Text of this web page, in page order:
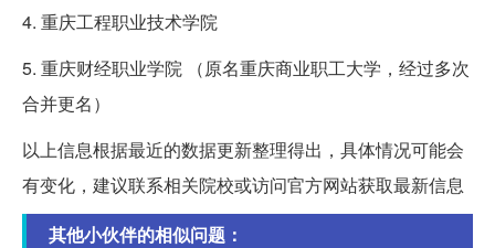
4. 重庆工程职业技术学院
5. 重庆财经职业学院 （原名重庆商业职工大学，经过多次
合并更名）
以上信息根据最近的数据更新整理得出，具体情况可能会
有变化，建议联系相关院校或访问官方网站获取最新信息
其他小伙伴的相似问题：